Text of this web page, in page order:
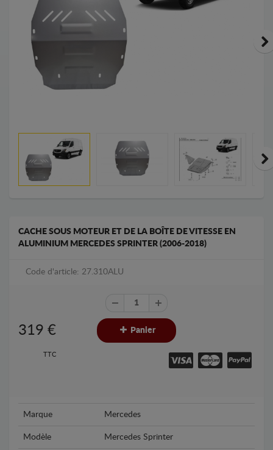
CACHE SOUS MOTEUR ET DE LA BOÎTE DE VITESSE EN
ALUMINIUM MERCEDES SPRINTER (2006-2018)
Code d'article: 27.310ALU
319 €
TTC
Panier
Marque Mercedes
Modèle Mercedes Sprinter